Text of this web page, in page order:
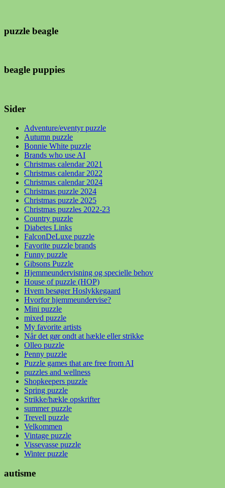
puzzle beagle
beagle puppies
Sider
Adventure/eventyr puzzle
Autumn puzzle
Bonnie White puzzle
Brands who use AI
Christmas calendar 2021
Christmas calendar 2022
Christmas calendar 2024
Christmas puzzle 2024
Christmas puzzle 2025
Christmas puzzles 2022-23
Country puzzle
Diabetes Links
FalconDeLuxe puzzle
Favorite puzzle brands
Funny puzzle
Gibsons Puzzle
Hjemmeundervisning og specielle behov
House of puzzle (HOP)
Hvem besøger Hoslykkegaard
Hvorfor hjemmeundervise?
Mini puzzle
mixed puzzle
My favorite artists
Når det gør ondt at hækle eller strikke
Olleo puzzle
Penny puzzle
Puzzle games that are free from AI
puzzles and wellness
Shopkeepers puzzle
Spring puzzle
Strikke/hækle opskrifter
summer puzzle
Trevell puzzle
Velkommen
Vintage puzzle
Vissevasse puzzle
Winter puzzle
autisme